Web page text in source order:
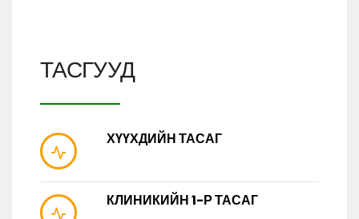
ТАСГУУД
ХҮҮХДИЙН ТАСАГ
КЛИНИКИЙН 1-Р ТАСАГ